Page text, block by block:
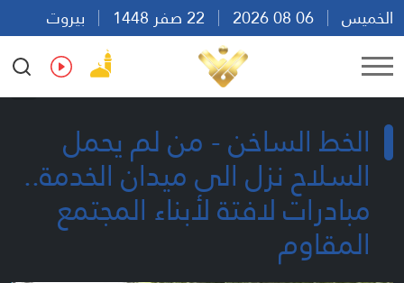
الخميس
بيروت
10:28
Ar En Fr Es
الخط الساخن - من لم يحمل
السلاح نزل الى ميدان الخدمة..
مبادرات لافتة لأبناء المجتمع
المقاوم